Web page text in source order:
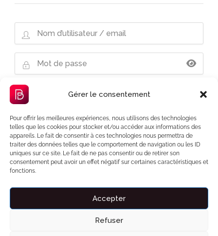
Gérer le consentement
Pour offrir les meilleures expériences, nous utilisons des technologies
telles que les cookies pour stocker et/ou accéder aux informations des
appareils. Le fait de consentir à ces technologies nous permettra de
traiter des données telles que le comportement de navigation ou les ID
uniques sur ce site. Le fait de ne pas consentir ou de retirer son
consentement peut avoir un effet négatif sur certaines caractéristiques et
fonctions.
Accepter
Refuser
Mot de passe oublié ?
Se souvenir de moi
Liens importants